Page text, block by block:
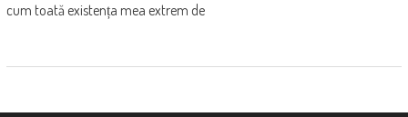
cum toată existența mea extrem de